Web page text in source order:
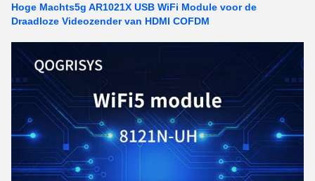
Hoge Machts5g AR1021X USB WiFi Module voor de
Draadloze Videozender van HDMI COFDM